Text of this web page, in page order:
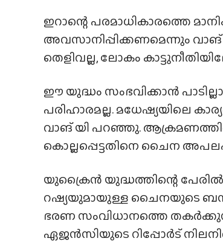
ഇറാന്റെ പരമാധികാരത്തെ
അവസാനിപ്പിക്കണമെന്നും
തെളിവല്ല, ലോകം
ഈ യുദ്ധം സംഭവിക്കാൻ
പരിഹാരമല്ല. മധേഷ്യയിലെ
വാങ് യി പറഞ്ഞു.
കൊല്ലപ്പെട്ടതിനെ ചൈന
യുക്രൈൻ യുദ്ധത്തിന്റെ പേരിൽ
റഷ്യയുമായുള്ള ചൈനയുടെ
ഭരണ സംവിധാനത്തെ
ഏജൻസിയുടെ റിപ്പോർട്